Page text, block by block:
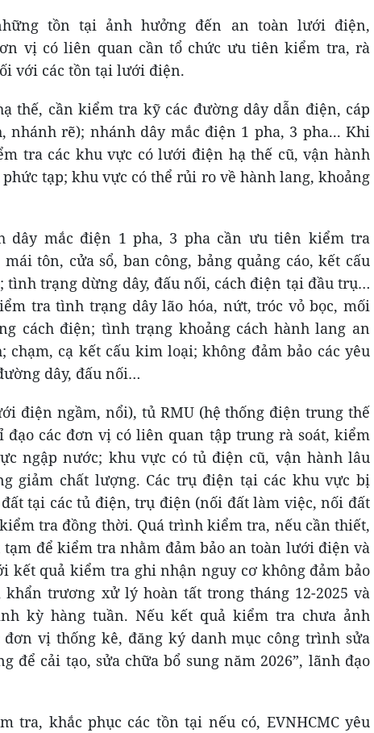
tồn tại ảnh hưởng đến an toàn lưới điện,
vị có liên quan cần tổ chức ưu tiên kiểm tra, rà
với các tồn tại lưới điện.
thế, cần kiểm tra kỹ các đường dây dẫn điện, cáp
nhánh rẽ); nhánh dây mắc điện 1 pha, 3 pha... Khi
tra các khu vực có lưới điện hạ thế cũ, vận hành
tạp; khu vực có thể rủi ro về hành lang, khoảng
dây mắc điện 1 pha, 3 pha cần ưu tiên kiểm tra
tôn, cửa sổ, ban công, bảng quảng cáo, kết cấu
tình trạng dừng dây, đấu nối, cách điện tại đầu trụ…
tra tình trạng dây lão hóa, nứt, tróc vỏ bọc, mối
cách điện; tình trạng khoảng cách hành lang an
chạm, cạ kết cấu kim loại; không đảm bảo các yêu
dây, đấu nối…
điện ngầm, nổi), tủ RMU (hệ thống điện trung thế
đạo các đơn vị có liên quan tập trung rà soát, kiểm
ngập nước; khu vực có tủ điện cũ, vận hành lâu
giảm chất lượng. Các trụ điện tại các khu vực bị
tại các tủ điện, trụ điện (nối đất làm việc, nối đất
tra đồng thời. Quá trình kiểm tra, nếu cần thiết,
để kiểm tra nhằm đảm bảo an toàn lưới điện và
kết quả kiểm tra ghi nhận nguy cơ không đảm bảo
trương xử lý hoàn tất trong tháng 12-2025 và
kỳ hàng tuần. Nếu kết quả kiểm tra chưa ảnh
vị thống kê, đăng ký danh mục công trình sửa
để cải tạo, sửa chữa bổ sung năm 2026”, lãnh đạo
tra, khắc phục các tồn tại nếu có, EVNHCMC yêu